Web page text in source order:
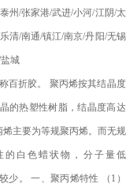
泰州 /张家港/武进/小河/江阴/太
乐清/南通/镇江/南京/丹阳/无锡
盐城
称百折胶。 聚丙烯按其结晶度
的热塑性树脂，结晶度高达
主要为等规聚丙烯。而无规
的白色蜡状物，分子量低
少。一、聚丙烯特性 （ 1 ）